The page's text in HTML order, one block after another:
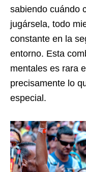
sabiendo cuándo
jugársela, todo
constante en la
entorno. Esta
mentales es rara
precisamente lo
especial.